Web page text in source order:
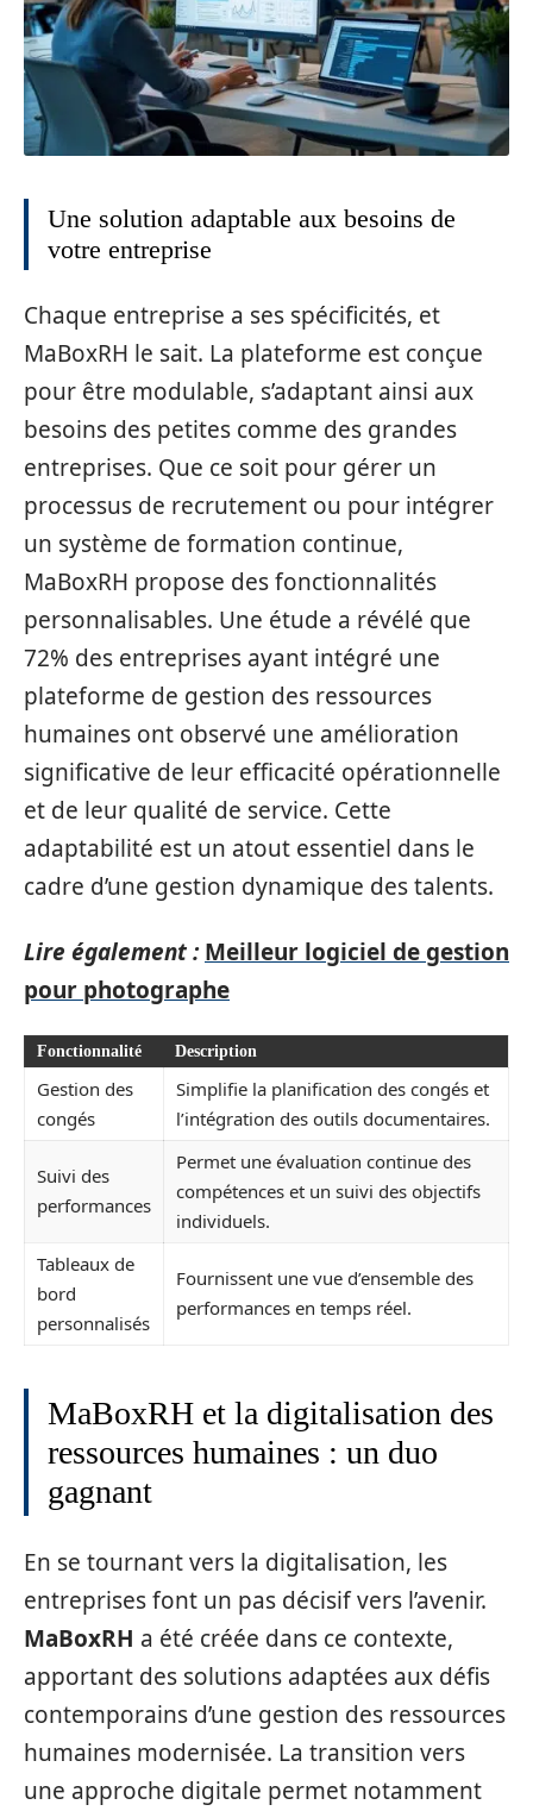
Une solution adaptable aux besoins de
votre entreprise
Chaque entreprise a ses spécificités, et
MaBoxRH le sait. La plateforme est conçue
pour être modulable, s’adaptant ainsi aux
besoins des petites comme des grandes
entreprises. Que ce soit pour gérer un
processus de recrutement ou pour intégrer
un système de formation continue,
MaBoxRH propose des fonctionnalités
personnalisables. Une étude a révélé que
72% des entreprises ayant intégré une
plateforme de gestion des ressources
humaines ont observé une amélioration
significative de leur efficacité opérationnelle
et de leur qualité de service. Cette
adaptabilité est un atout essentiel dans le
cadre d’une gestion dynamique des talents.
Lire également : Meilleur logiciel de gestion
pour photographe
Fonctionnalité Description
Gestion des
congés
Simplifie la planification des congés et
l’intégration des outils documentaires.
Suivi des
performances
Permet une évaluation continue des
compétences et un suivi des objectifs
individuels.
Tableaux de
bord
personnalisés
Fournissent une vue d’ensemble des
performances en temps réel.
MaBoxRH et la digitalisation des
ressources humaines : un duo
gagnant
En se tournant vers la digitalisation, les
entreprises font un pas décisif vers l’avenir.
MaBoxRH a été créée dans ce contexte,
apportant des solutions adaptées aux défis
contemporains d’une gestion des ressources
humaines modernisée. La transition vers
une approche digitale permet notamment